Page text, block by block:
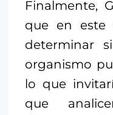
Finalmente,
que en este
determinar
organismo
lo que
que